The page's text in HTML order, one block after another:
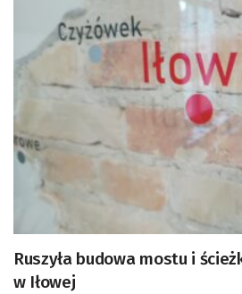
Ruszyła budowa mostu i
w Iłowej